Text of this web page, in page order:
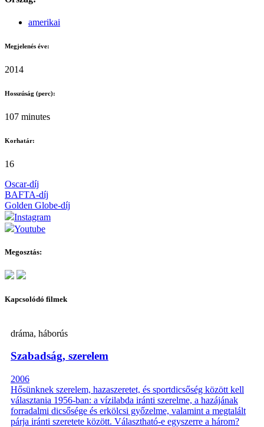
amerikai
Megjelenés éve:
2014
Hosszúság (perc):
107 minutes
Korhatár:
16
Oscar-díj
BAFTA-díj
Golden Globe-díj
Instagram
Youtube
Megosztás:
Kapcsolódó filmek
dráma, háborús
Szabadság, szerelem
2006
Hősünknek szerelem, hazaszeretet, és sportdicsőség között kell
választania 1956-ban: a vízilabda iránti szerelme, a hazájának
forradalmi dicsősége és erkölcsi győzelme, valamint a megtalált
párja iránti szeretete között. Választható-e egyszerre a három?